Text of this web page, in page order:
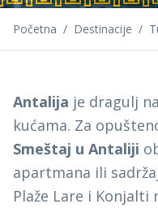
Početna / Destinacije /
Antalija je dragulj na
kućama. Za
Smeštaj u Antaliji
apartmana ili
Plaže Lare i